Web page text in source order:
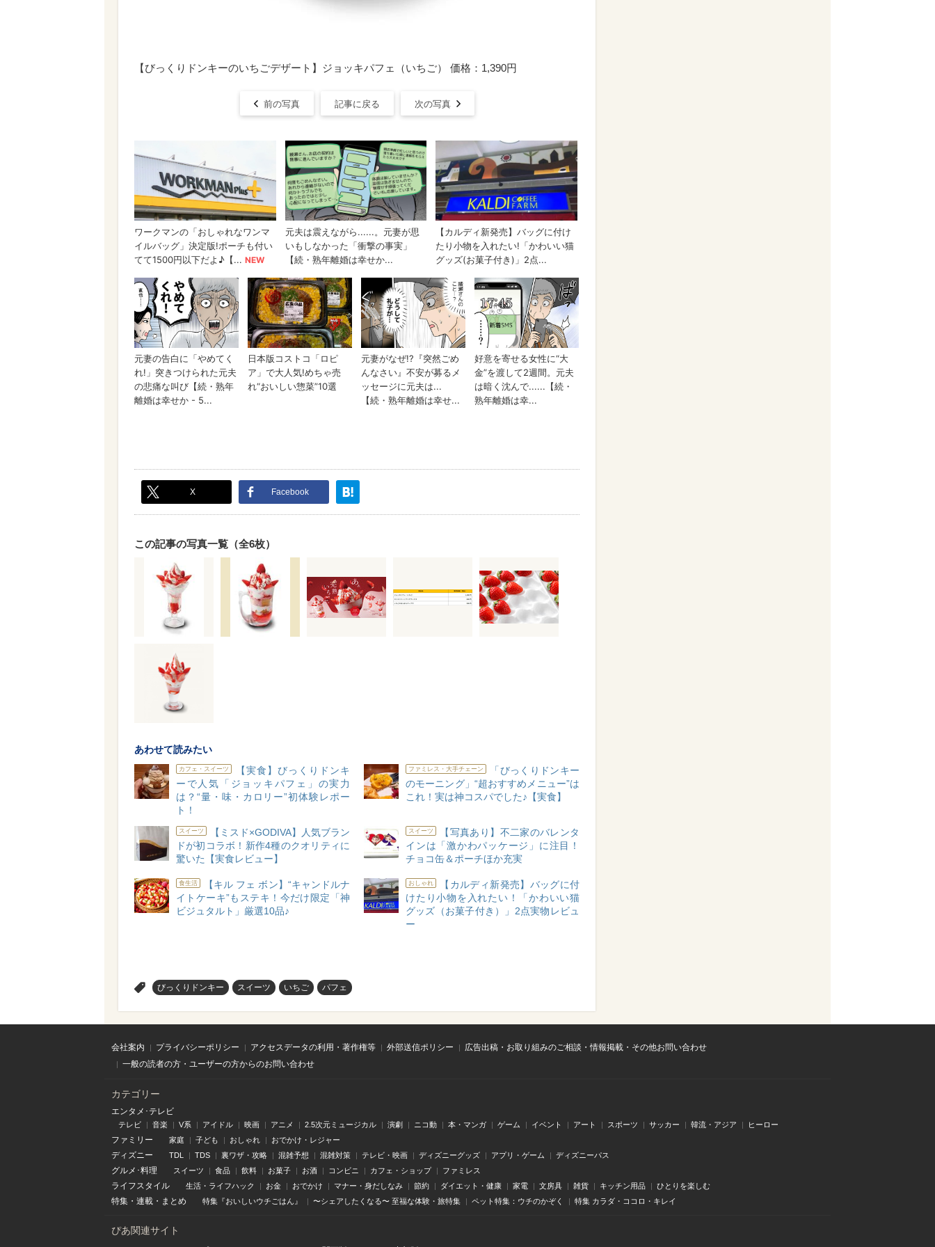
【びっくりドンキーのいちごデザート】ジョッキパフェ（いちご） 価格：1,390円
前の写真 記事に戻る 次の写真
X Facebook
この記事の写真一覧（全6枚）
あわせて読みたい
カフェ・スイーツ
【実食】びっくりドンキ
ーで人気「ジョッキパフェ」の実力
は？“量・味・カロリー”初体験レポー
ト！
ファミレス・大手チェーン
「びっくりドンキー
のモーニング」“超おすすめメニュー”は
これ！実は神コスパでした♪【実食】
スイーツ
【ミスド×GODIVA】人気ブラン
ドが初コラボ！新作4種のクオリティに
驚いた【実食レビュー】
スイーツ
【写真あり】不二家のバレンタ
インは「激かわパッケージ」に注目！
チョコ缶＆ポーチほか充実
食生活
【キル フェ ボン】“キャンドルナ
イトケーキ”もステキ！今だけ限定「神
ビジュタルト」厳選10品♪
おしゃれ
【カルディ新発売】バッグに付
けたり小物を入れたい！「かわいい猫
グッズ（お菓子付き）」2点実物レビュ
ー
びっくりドンキー スイーツ いちご パフェ
会社案内 プライバシーポリシー アクセスデータの利用・著作権等 外部送信ポリシー
広告出稿・お取り組みのご相談・情報掲載・その他お問い合わせ
一般の読者の方・ユーザーの方からのお問い合わせ
カテゴリー
エンタメ･テレビ
テレビ 音楽 V系 アイドル 映画 アニメ 2.5次元ミュージカル 演劇 ニコ動 本・マンガ ゲーム イベント アート スポーツ サッカー 韓流・アジア ヒーロー
ファミリー 家庭 子ども おしゃれ おでかけ・レジャー
ディズニー TDL TDS 裏ワザ・攻略 混雑予想 混雑対策 テレビ・映画 ディズニーグッズ アプリ・ゲーム ディズニーパス
グルメ･料理 スイーツ 食品 飲料 お菓子 お酒 コンビニ カフェ・ショップ ファミレス
ライフスタイル 生活・ライフハック お金 おでかけ マナー・身だしなみ 節約 ダイエット・健康 家電 文房具 雑貨 キッチン用品 ひとりを楽しむ
特集 ・ 連載 ・ まとめ 特集『おいしいウチごはん』 〜シェアしたくなる〜 至福な体験・旅特集 ペット特集：ウチのかぞく 特集 カラダ・ココロ・キレイ
ぴあ関連サイト